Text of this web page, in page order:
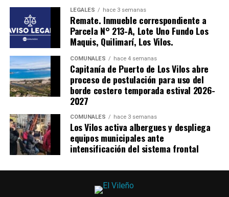
LEGALES hace 3 semanas
Remate. Inmueble correspondiente a
Parcela N° 213-A, Lote Uno Fundo Los
Maquis, Quilimarí, Los Vilos.
COMUNALES hace 4 semanas
Capitanía de Puerto de Los Vilos abre
proceso de postulación para uso del
borde costero temporada estival 2026-
2027
COMUNALES hace 3 semanas
Los Vilos activa albergues y despliega
equipos municipales ante
intensificación del sistema frontal